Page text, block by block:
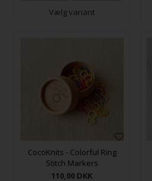
Vælg variant
CocoKnits - Colorful Ring
Stitch Markers
110,00 DKK